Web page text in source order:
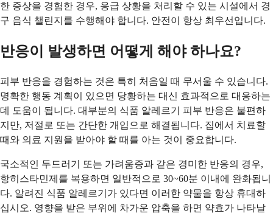
한 증상을 경험한 경우, 응급 상황을 처리할 수 있는 시설에서 경
구 음식 챌린지를 수행해야 합니다. 안전이 항상 최우선입니다.
반응이 발생하면 어떻게 해야 하나요?
피부 반응을 경험하는 것은 특히 처음일 때 무서울 수 있습니다.
명확한 행동 계획이 있으면 당황하는 대신 효과적으로 대응하는
데 도움이 됩니다. 대부분의 식품 알레르기 피부 반응은 불편하
지만, 저절로 또는 간단한 개입으로 해결됩니다. 집에서 치료할
때와 의료 지원을 받아야 할 때를 아는 것이 중요합니다.
국소적인 두드러기 또는 가려움증과 같은 경미한 반응의 경우,
항히스타민제를 복용하면 일반적으로 30~60분 이내에 완화됩니
다. 알려진 식품 알레르기가 있다면 이러한 약물을 항상 휴대하
십시오. 영향을 받은 부위에 차가운 압축을 하면 약효가 나타날